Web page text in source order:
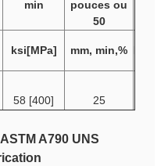
min
pouces ou
50
ksi[MPa] mm, min,%
58 [400] 25
A790 UNS